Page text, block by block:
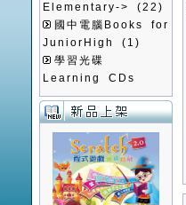
Elementary->
(22)
國中電腦Books for
JuniorHigh
(1)
學習光碟
Learning CDs